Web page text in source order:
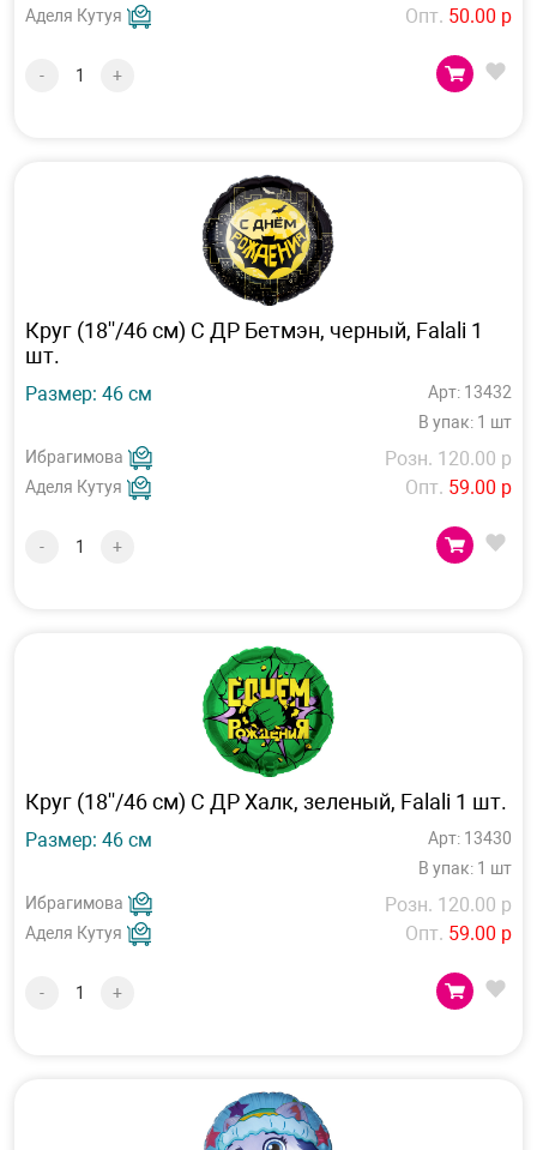
Аделя Кутуя
Опт. 50.00 р
- +
Круг (18''/46 см) С ДР Бетмэн, черный, Falali 1
шт.
Размер: 46 см
Арт: 13432
В упак: 1 шт
Ибрагимова
Аделя Кутуя
Розн. 120.00 р
Опт. 59.00 р
- +
Круг (18''/46 см) С ДР Халк, зеленый, Falali 1 шт.
Размер: 46 см
Арт: 13430
В упак: 1 шт
Ибрагимова
Аделя Кутуя
Розн. 120.00 р
Опт. 59.00 р
- +